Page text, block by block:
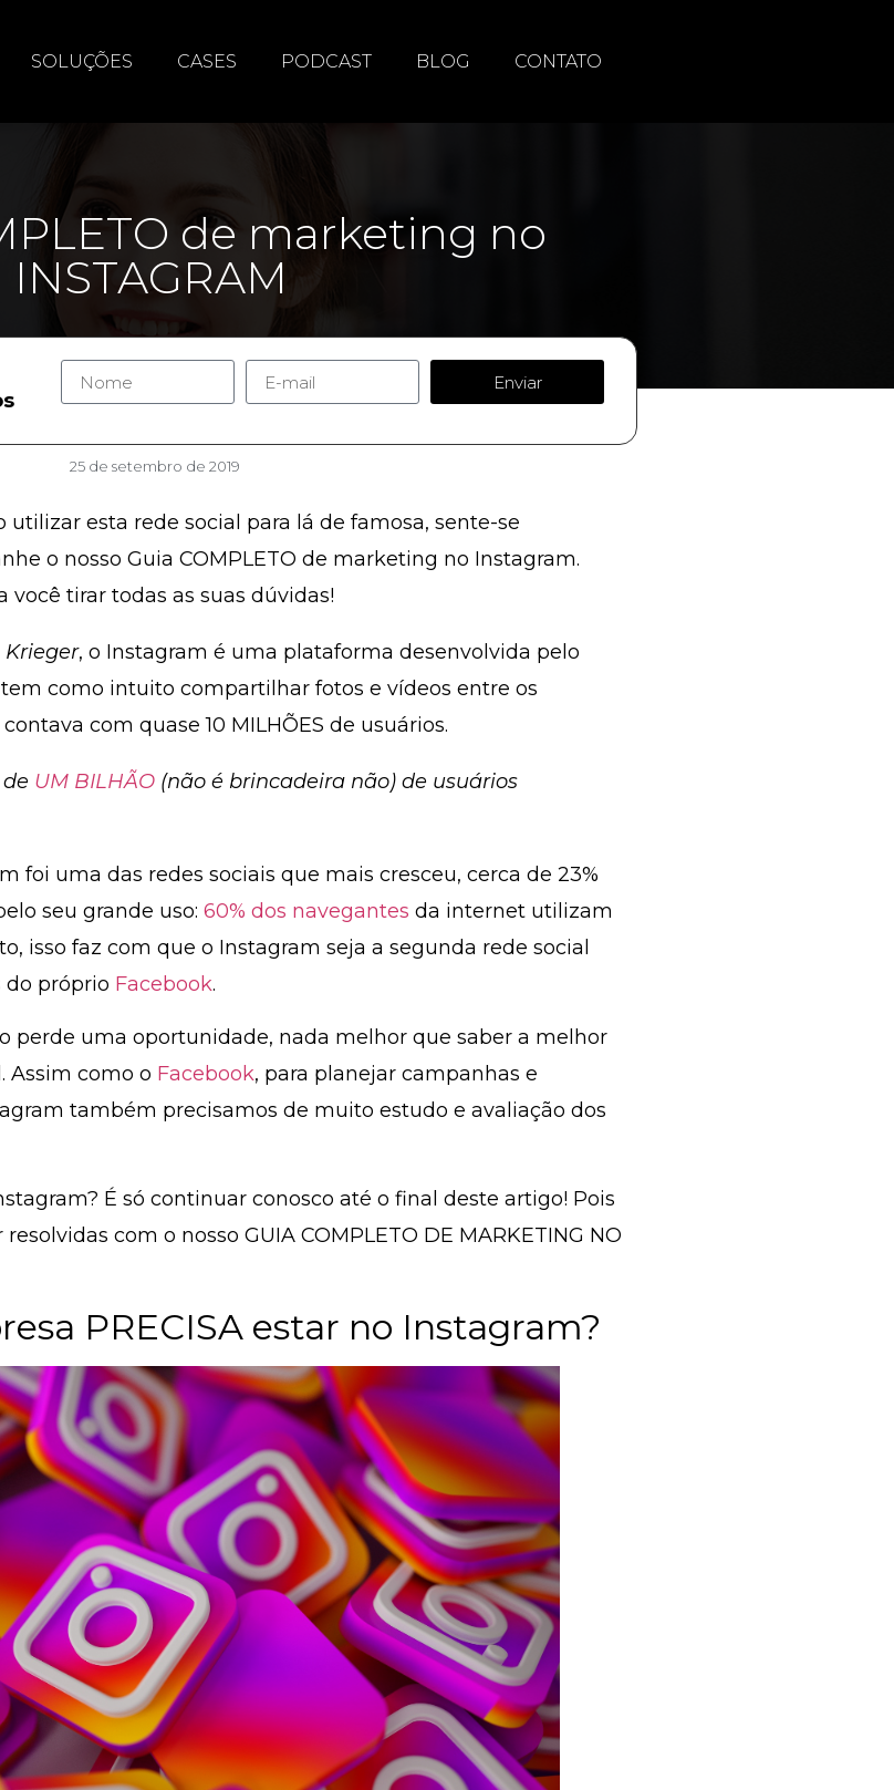
SOLUÇÕES CASES PODCAST BLOG CONTATO
de marketing no
INSTAGRAM
Enviar
25 de setembro de 2019
utilizar esta rede social para lá de famosa, sente-se
o nosso Guia COMPLETO de marketing no Instagram.
você tirar todas as suas dúvidas!
Krieger, o Instagram é uma plataforma desenvolvida pelo
como intuito compartilhar fotos e vídeos entre os
contava com quase10 MILHÕES de usuários.
UM BILHÃO (não é brincadeira não) de usuários
foi uma das redes sociais que mais cresceu, cerca de 23%
seu grande uso: 60% dos navegantes da internet utilizam
isso faz com que o Instagram seja a segunda rede social
próprio Facebook.
perde uma oportunidade, nada melhor que saber a melhor
Assim como o Facebook, para planejar campanhas e
também precisamos de muito estudo e avaliação dos
É só continuar conosco até o final deste artigo! Pois
com o nosso GUIA COMPLETO DE MARKETING NO
PRECISA estar no Instagram?